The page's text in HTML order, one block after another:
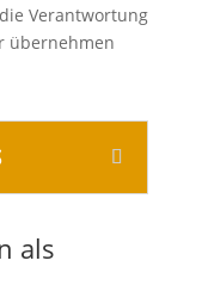
Verantwortung
übernehmen
als